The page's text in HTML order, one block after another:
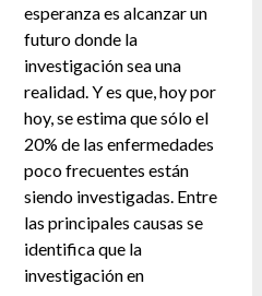
esperanza es alcanzar un
futuro donde la
investigación sea una
realidad. Y es que, hoy por
hoy, se estima que sólo el
20% de las enfermedades
poco frecuentes están
siendo investigadas. Entre
las principales causas se
identifica que la
investigación en